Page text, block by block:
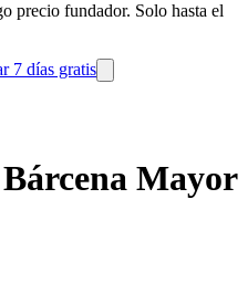
precio fundador. Solo hasta el
7 días gratis
Mayor